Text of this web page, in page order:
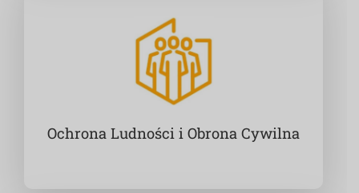
Ochrona Ludności i Obrona Cywilna